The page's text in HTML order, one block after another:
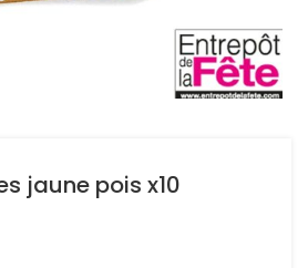
jaune pois x10